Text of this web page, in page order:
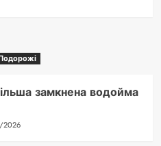
замкнена водойма